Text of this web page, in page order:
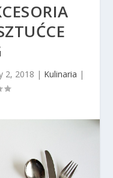
2, 2018 | Kulinaria |